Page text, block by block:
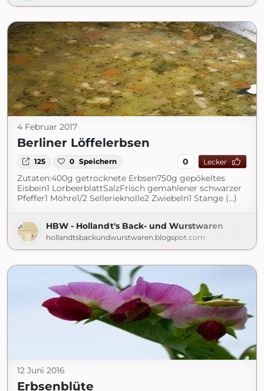
4 Februar 2017
Berliner Löffelerbsen
125 0 Speichern 0 Lecker
Zutaten:400g getrocknete Erbsen750g gepökeltes
Eisbein1 LorbeerblattSalzFrisch gemahlener schwarzer
Pfeffer1 Möhre1/2 Sellerieknolle2 Zwiebeln1 Stange (...)
HBW - Hollandt's Back- und Wurstwaren
hollandtsbackundwurstwaren.blogspot.com
12 Juni 2016
Erbsenblüte